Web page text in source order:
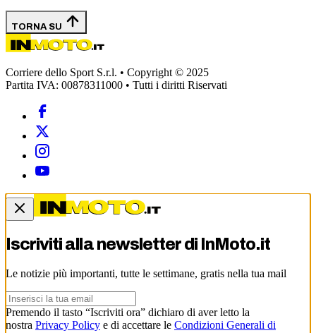
TORNA SU
Corriere dello Sport S.r.l. • Copyright © 2025
Partita IVA: 00878311000 • Tutti i diritti Riservati
Iscriviti alla newsletter di InMoto.it
Le notizie più importanti, tutte le settimane, gratis nella tua mail
Premendo il tasto “Iscriviti ora” dichiaro di aver letto la
nostra Privacy Policy e di accettare le Condizioni Generali di